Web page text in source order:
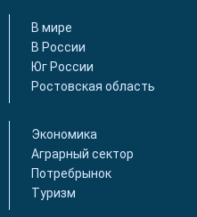
В мире
В России
Юг России
Ростовская область
Экономика
Аграрный сектор
Потребрынок
Туризм